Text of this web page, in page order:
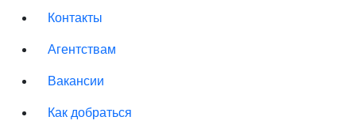
Контакты
Агентствам
Вакансии
Как добраться